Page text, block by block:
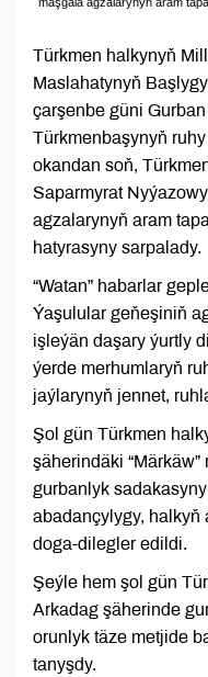
Türkmen halkynyň
Maslahatynyň
çarşenbe güni
Türkmenbaşynyň
okandan soň,
Saparmyrat
agzalarynyň aram
hatyrasyny sarpalady.
“Watan” habarlar
Ýaşulular geňeşiniň
işleýän daşary ýurtly
ýerde merhumlaryň
jaýlarynyň jennet,
Şol gün Türkmen
şäherindäki
gurbanlyk
abadançylygy, halkyň
doga-dilegler edildi.
Şeýle hem şol gün
Arkadag şäherinde
orunlyk täze metjide
tanyşdy.